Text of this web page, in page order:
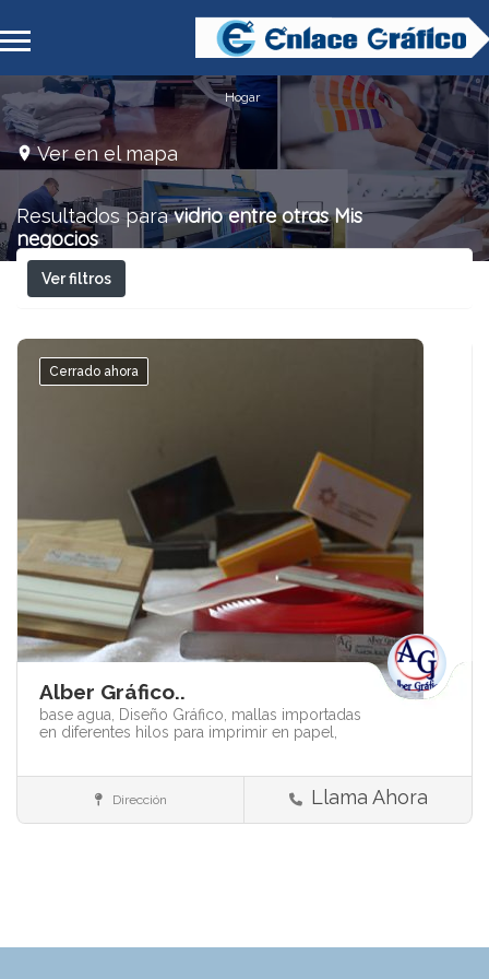
Hogar
Ver en el mapa
Resultados paravidrio entre otras Mis
negocios
Ver filtros
Cerrado ahora
Alber Gráfico..
base agua, Diseño Gráfico, mallas importadas
en diferentes hilos para imprimir en papel,
Insumos y materiales
Dirección Llama Ahora